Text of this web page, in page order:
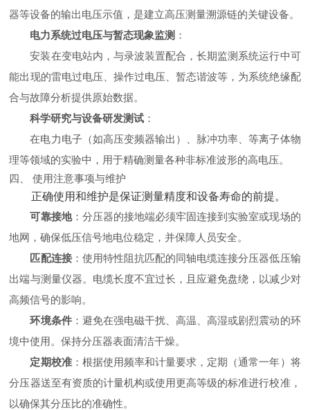
器等设备的输出电压示值，是建立高压测量溯源链的关键设备。
电力系统过电压与暂态现象监测 ‌：
安装在变电站内，与录波装置配合，长期监测系统运行中可
能出现的雷电过电压、操作过电压、暂态谐波等，为系统绝缘配
合与故障分析提供原始数据。
科学研究与设备研发测试 ‌：
在电力电子（如高压变频器输出）、脉冲功率、等离子体物
理等领域的实验中，用于精确测量各种非标准波形的高电压。
四、 使用注意事项与维护
正确使用和维护是保证测量精度和设备寿命的前提。
可靠接地‌：分压器的接地端必须牢固连接到实验室或现场的
地网，确保低压信号地电位稳定，并保障人员安全。
匹配连接‌：使用特性阻抗匹配的同轴电缆连接分压器低压输
出端与测量仪器。电缆长度不宜过长，且应避免盘绕，以减少对
高频信号的影响。
环境条件‌：避免在强电磁干扰、高温、高湿或剧烈震动的环
境中使用。保持分压器表面清洁干燥。
定期校准‌：根据使用频率和计量要求，定期（通常一年）将
分压器送至有资质的计量机构或使用更高等级的标准进行校准，
以确保其分压比的准确性。